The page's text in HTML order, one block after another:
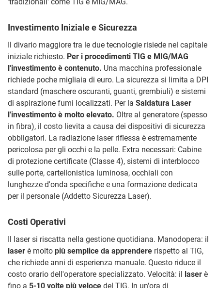
Investimento Iniziale e Sicurezza
Il divario maggiore tra le due tecnologie risiede nel capitale
iniziale richiesto. Per i procedimenti TIG e MIG/MAG
l'investimento è contenuto. Una macchina professionale
richiede poche migliaia di euro. La sicurezza si limita a DPI
standard (maschere oscuranti, guanti, grembiuli) e sistemi
di aspirazione fumi localizzati. Per la Saldatura Laser
l'investimento è molto elevato. Oltre al generatore (spesso
in fibra), il costo lievita a causa dei dispositivi di sicurezza
obbligatori. La radiazione laser riflessa è estremamente
pericolosa per gli occhi e la pelle. Extra necessari: Cabine
di protezione certificate (Classe 4), sistemi di interblocco
sulle porte, cartellonistica luminosa, occhiali con
lunghezze d'onda specifiche e una formazione dedicata
per il personale (Addetto Sicurezza Laser).
Costi Operativi
Il laser si riscatta nella gestione quotidiana. Manodopera: il
laser è molto più semplice da apprendere rispetto al TIG,
che richiede anni di esperienza manuale. Questo riduce il
costo orario dell'operatore specializzato. Velocità: il laser è
fino a 5-10 volte più veloce del TIG. In un'ora di